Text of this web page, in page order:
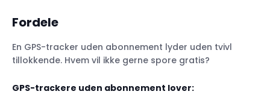
Fordele
En GPS-tracker uden abonnement lyder uden tvivl
tillokkende. Hvem vil ikke gerne spore gratis?
GPS-trackere uden abonnement lover: